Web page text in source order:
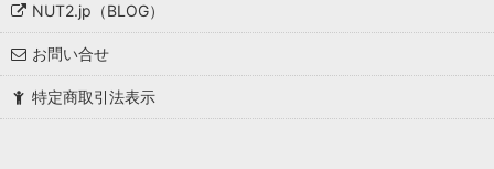
NUT2.jp（BLOG）
お問い合せ
特定商取引法表示